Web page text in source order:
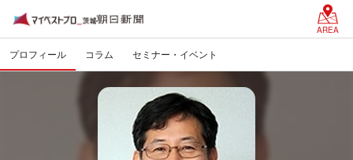
AREA
プロフィール コラム セミナー・イベント